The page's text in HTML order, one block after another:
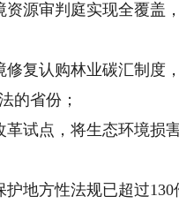
审判庭实现全覆盖
认购林业碳汇制度
的省份；
点，将生态环境损害
方性法规已超过130